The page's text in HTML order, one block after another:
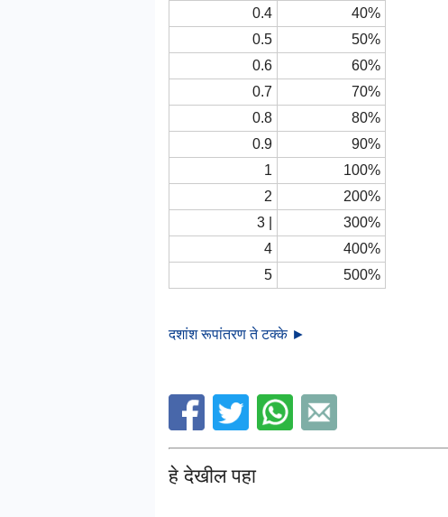
0.4
40%
0.5
50%
0.6
60%
0.7
70%
0.8
80%
0.9
90%
1
100%
2
200%
3 |
300%
4
400%
5
500%
दशांश रूपांतरण ते टक्के ►
हे देखील पहा